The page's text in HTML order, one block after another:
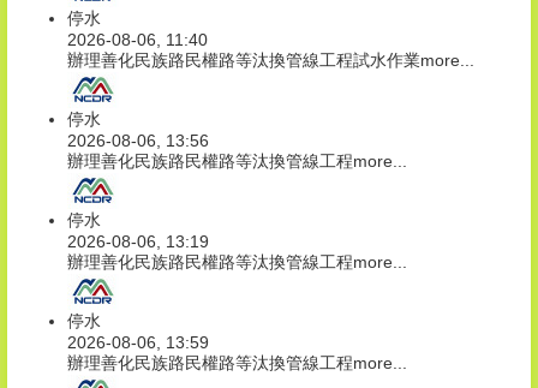
停水
2026-08-06, 11:40
辦理善化民族路民權路等汰換管線工程試水作業more...
停水
2026-08-06, 13:56
辦理善化民族路民權路等汰換管線工程more...
停水
2026-08-06, 13:19
辦理善化民族路民權路等汰換管線工程more...
停水
2026-08-06, 13:59
辦理善化民族路民權路等汰換管線工程more...